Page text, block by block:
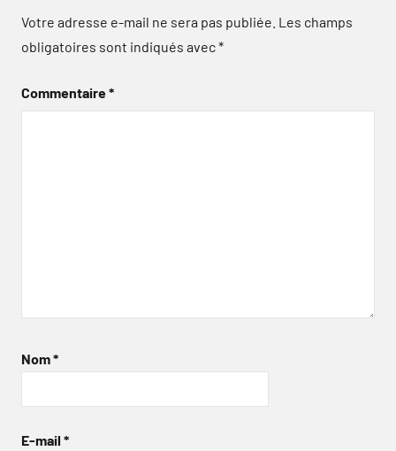
Votre adresse e-mail ne sera pas publiée. Les champs
obligatoires sont indiqués avec*
Commentaire*
Nom*
E-mail *